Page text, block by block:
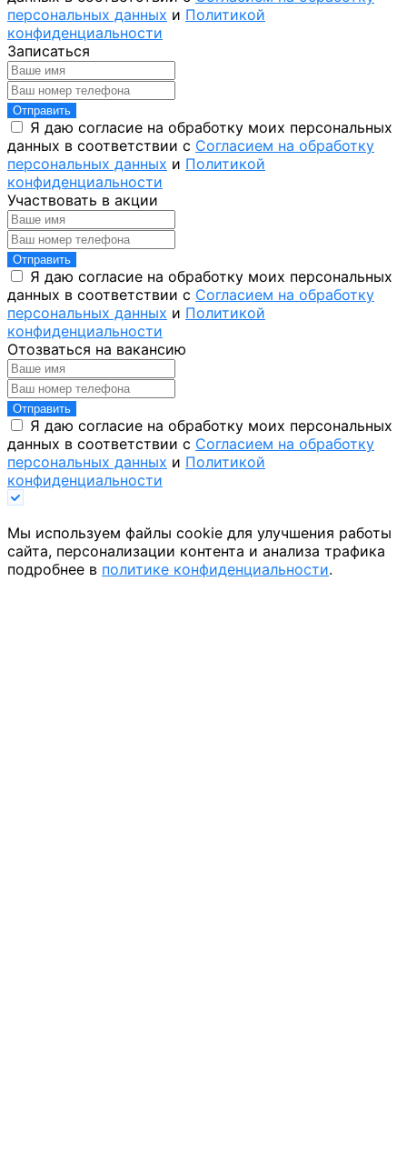
персональных данных и Политикой
конфиденциальности
Записаться
Отправить
Я даю согласие на обработку моих персональных
данных в соответствии с Согласием на обработку
персональных данных и Политикой
конфиденциальности
Участвовать в акции
Отправить
Я даю согласие на обработку моих персональных
данных в соответствии с Согласием на обработку
персональных данных и Политикой
конфиденциальности
Отозваться на вакансию
Отправить
Я даю согласие на обработку моих персональных
данных в соответствии с Согласием на обработку
персональных данных и Политикой
конфиденциальности
Мы используем файлы cookie для улучшения работы
сайта, персонализации контента и анализа трафика
подробнее в политике конфиденциальности.